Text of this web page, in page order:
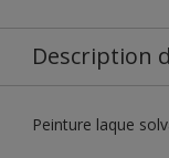
Description
Peinture laque